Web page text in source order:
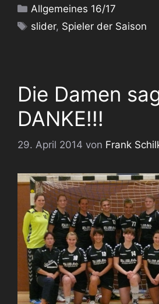
Kategorien
Allgemeines 16/17
Schlagwörter
slider, Spieler der Saison
Die Damen
DANKE!!!
29. April 2014 von Frank